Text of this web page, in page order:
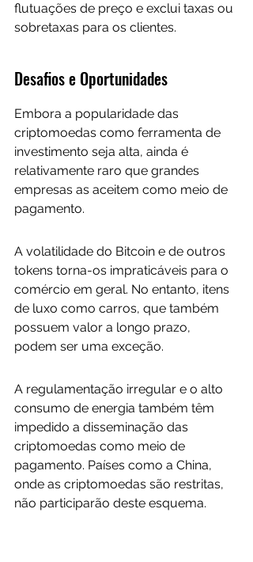
flutuações de preço e exclui taxas ou
sobretaxas para os clientes.
Desafios e Oportunidades
Embora a popularidade das
criptomoedas como ferramenta de
investimento seja alta, ainda é
relativamente raro que grandes
empresas as aceitem como meio de
pagamento.
A volatilidade do Bitcoin e de outros
tokens torna-os impraticáveis para o
comércio em geral. No entanto, itens
de luxo como carros, que também
possuem valor a longo prazo,
podem ser uma exceção.
A regulamentação irregular e o alto
consumo de energia também têm
impedido a disseminação das
criptomoedas como meio de
pagamento. Países como a China,
onde as criptomoedas são restritas,
não participarão deste esquema.